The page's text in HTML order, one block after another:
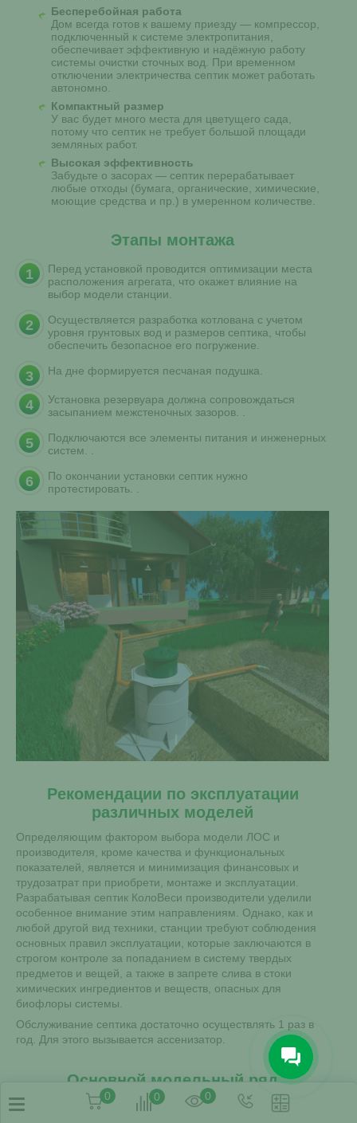
Бесперебойная работа
Дом всегда готов к вашему приезду — компрессор,
подключенный к системе электропитания,
обеспечивает эффективную и надёжную работу
системы очистки сточных вод. При временном
отключении электричества септик может работать
автономно.
Компактный размер
У вас будет много места для цветущего сада,
потому что септик не требует большой площади
земляных работ.
Высокая эффективность
Забудьте о засорах — септик перерабатывает
любые отходы (бумага, органические, химические,
моющие средства и пр.) в умеренном количестве.
Этапы монтажа
Перед установкой проводится оптимизации места
расположения агрегата, что окажет влияние на
выбор модели станции.
Осуществляется разработка котлована с учетом
уровня грунтовых вод и размеров септика, чтобы
обеспечить безопасное его погружение.
На дне формируется песчаная подушка.
Установка резервуара должна сопровождаться
засыпанием межстеночных зазоров. .
Подключаются все элементы питания и инженерных
систем. .
По окончании установки септик нужно
протестировать. .
Рекомендации по эксплуатации
различных моделей
Определяющим фактором выбора модели ЛОС и
производителя, кроме качества и функциональных
показателей, является и минимизация финансовых и
трудозатрат при приобрети, монтаже и эксплуатации.
Разрабатывая септик КолоВеси производители уделили
особенное внимание этим направлениям. Однако, как и
любой другой вид техники, станции требуют соблюдения
основных правил эксплуатации, которые заключаются в
строгом контроле за попаданием в систему твердых
предметов и вещей, а также в запрете слива в стоки
химических ингредиентов и веществ, опасных для
биофлоры системы.
Обслуживание септика достаточно осуществлять 1 раз в
год. Для этого вызывается ассенизатор.
Основной модельный ряд
Выбор КолоВеси обеспечивается широким модельным
0 0 0